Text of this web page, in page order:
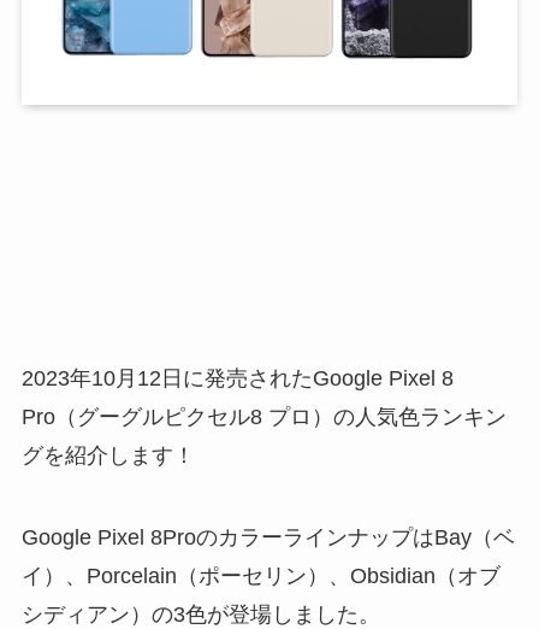
2023年10月12日に発売されたGoogle Pixel 8
Pro（グーグルピクセル8 プロ）の人気色ランキン
グを紹介します！
Google Pixel 8ProのカラーラインナップはBay（ベ
イ）、Porcelain（ポーセリン）、Obsidian（オブ
シディアン）の3色が登場しました。